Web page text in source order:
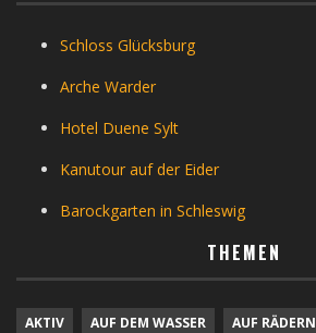
Schloss Glücksburg
Arche Warder
Hotel Duene Sylt
Kanutour auf der Eider
Barockgarten in Schleswig
THEMEN
AKTIV AUF DEM WASSER AUF RÄDERN